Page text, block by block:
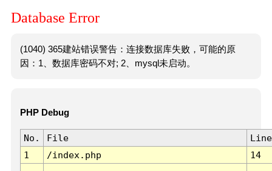
Database Error
(1040) 365建站错误警告：连接数据库失败，可能的原
因：1、数据库密码不对; 2、mysql未启动。
PHP Debug
No. File
Line
1
/index.php 14